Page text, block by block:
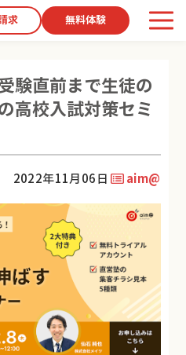
求 無料体験
験直前まで生徒の
高校入試対策セミ
2022年11月06日 aim@